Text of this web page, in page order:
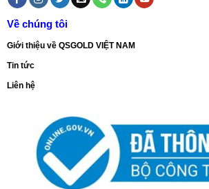
Về chúng tôi
Giới thiệu về QSGOLD VIỆT NAM
Tin tức
Liên hệ